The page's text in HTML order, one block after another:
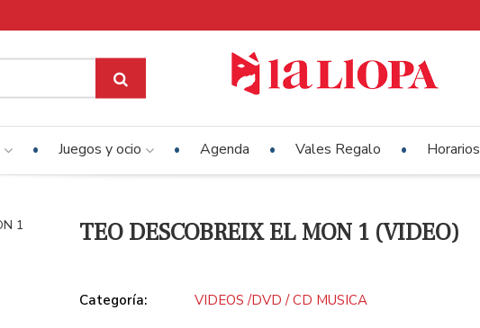
Juegos y ocio Agenda Vales Regalo Horarios
TEO DESCOBREIX EL MON 1 (VIDEO)
Categoría: VIDEOS /DVD / CD MUSICA